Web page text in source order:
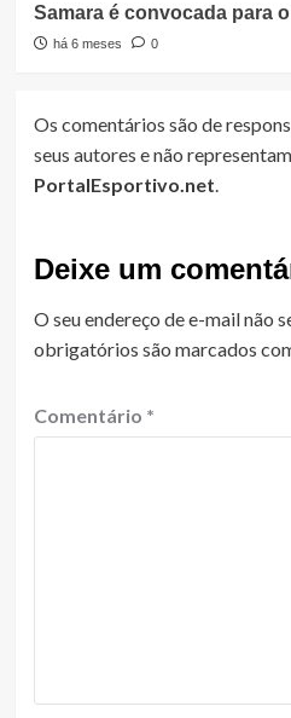
Samara é convocada para
há 6 meses 0
Os comentários são de
seus autores e não
PortalEsportivo.net
Deixe um
O seu endereço de e-mail não
obrigatórios são marcados
Comentário *